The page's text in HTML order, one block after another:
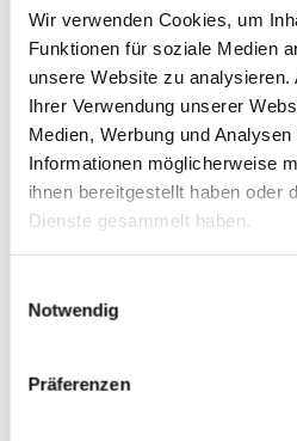
Wir verwenden Cookies, um
Funktionen für soziale Medien
unsere Website zu
Ihrer Verwendung unserer
Medien, Werbung und
Informationen möglicherweise
ihnen bereitgestellt haben oder
Dienste gesammelt haben.
Notwendig
Präferenzen
Bezplatné Wi-Fi
Obchod otevřený
Bistro Gate One
21:00)